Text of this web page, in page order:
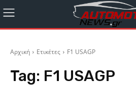
Αρχική Ετικέτες F1 USAGP
Tag: F1 USAGP